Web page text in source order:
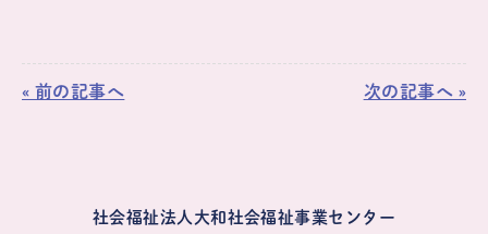
« 前の記事へ 次の記事へ »
社会福祉法人大和社会福祉事業センター